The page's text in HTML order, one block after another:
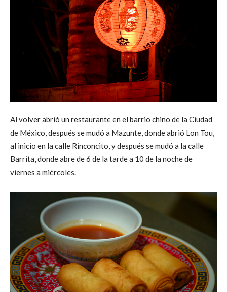
Al volver abrió un restaurante en el barrio chino de la Ciudad
de México, después se mudó a Mazunte, donde abrió Lon Tou,
al inicio en la calle Rinconcito, y después se mudó a la calle
Barrita, donde abre de 6 de la tarde a 10 de la noche de
viernes a miércoles.